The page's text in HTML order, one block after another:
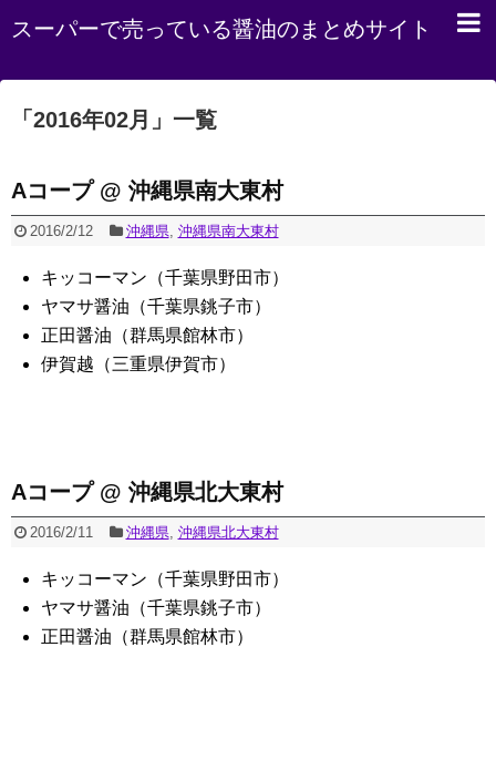
スーパーで売っている醤油のまとめサイト
「 2016年02月 」 一覧
Aコープ @ 沖縄県南大東村
2016/2/12 沖縄県, 沖縄県南大東村
キッコーマン（千葉県野田市）
ヤマサ醤油（千葉県銚子市）
正田醤油（群馬県館林市）
伊賀越（三重県伊賀市）
Aコープ @ 沖縄県北大東村
2016/2/11 沖縄県, 沖縄県北大東村
キッコーマン（千葉県野田市）
ヤマサ醤油（千葉県銚子市）
正田醤油（群馬県館林市）